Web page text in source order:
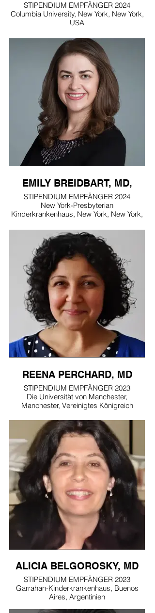
STIPENDIUM EMPFÄNGER 2024
Columbia University, New York, New York,
USA
EMILY BREIDBART, MD,
STIPENDIUM EMPFÄNGER 2024
New York-Presbyterian
Kinderkrankenhaus, New York, New York,
REENA PERCHARD, MD
STIPENDIUM EMPFÄNGER 2023
Die Universität von Manchester,
Manchester, Vereinigtes Königreich
ALICIA BELGOROSKY, MD
STIPENDIUM EMPFÄNGER 2023
Garrahan-Kinderkrankenhaus, Buenos
Aires, Argentinien